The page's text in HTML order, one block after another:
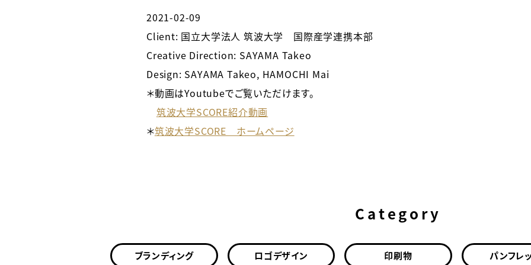
2021-02-09
Client: 国立大学法人 筑波大学 国際産学連携本部
Creative Direction: SAYAMA Takeo
Design: SAYAMA Takeo, HAMOCHI Mai
＊動画はYoutubeでご覧いただけます。
筑波大学SCORE紹介動画
＊筑波大学SCORE ホームページ
Category
ブランディング ロゴデザイン 印刷物 パンフレ